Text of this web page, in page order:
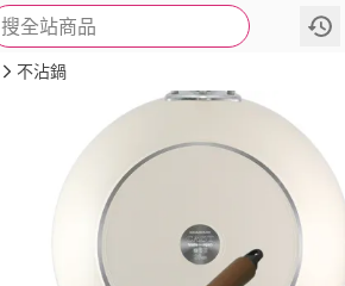
搜全站商品
評價 詳情
不沾鍋